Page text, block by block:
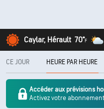
Caylar, Hérault 70°F
CE JOUR HEURE PAR HEURE
Accéder aux prévisions
Activez votre